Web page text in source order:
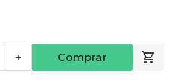
+ Comprar